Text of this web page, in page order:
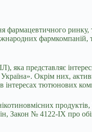
фармацевтичного
фармкомпаній,
яка представляє
Окрім них,
інтересах тютюнових
Закон № 4122-IX про